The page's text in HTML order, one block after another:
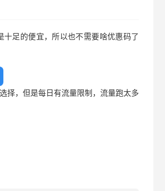
足的便宜，所以也不需要啥优惠码了
择，但是每日有流量限制，流量跑太多